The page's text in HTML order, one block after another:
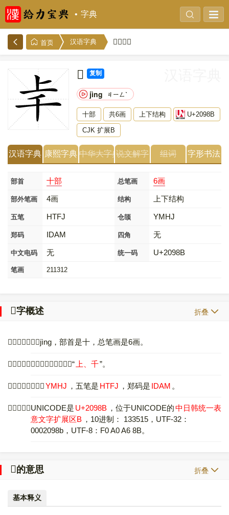
字典
首页 汉语字典 𠦋的解释
𠦋 复制
jìng ㄐㄧㄥˋ
十部 共6画 上下结构 U+2098B
CJK 扩展B
汉语字典 康熙字典 中华大字典说文解字 组词 字形书法
部首 十部 总笔画 6画
部外笔画 4画 结构 上下结构
五笔 HTFJ 仓颉 YMHJ
郑码 IDAM 四角 无
中文电码 无 统一码 U+2098B
笔画 211312
𠦋字概述 折叠
〔𠦋〕字拼音是jìng，部首是十，总笔画是6画。
〔𠦋〕字是上下结构，可拆字为“ 上、千”。
〔𠦋〕字仓颉码是YMHJ ，五笔是 HTFJ ，郑码是 IDAM 。
〔𠦋〕字的UNICODE是 U+2098B ，位于UNICODE的中日韩统一表
意文字扩展区B ，10进制： 133515，UTF-32：
0002098b，UTF-8：F0 A0 A6 8B。
𠦋的意思 折叠
基本释义